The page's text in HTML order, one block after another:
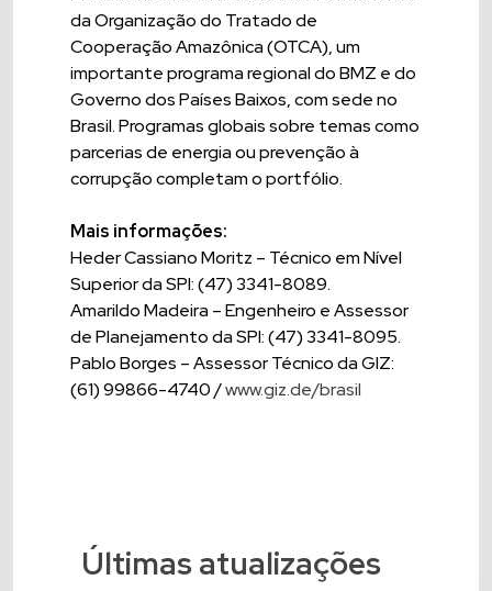
da Organização do Tratado de
Cooperação Amazônica (OTCA), um
importante programa regional do BMZ e do
Governo dos Países Baixos, com sede no
Brasil. Programas globais sobre temas como
parcerias de energia ou prevenção à
corrupção completam o portfólio.
Mais informações:
Heder Cassiano Moritz – Técnico em Nível
Superior da SPI: (47) 3341-8089.
Amarildo Madeira – Engenheiro e Assessor
de Planejamento da SPI: (47) 3341-8095.
Pablo Borges – Assessor Técnico da GIZ:
(61) 99866-4740 /www.giz.de/brasil
Últimas atualizações